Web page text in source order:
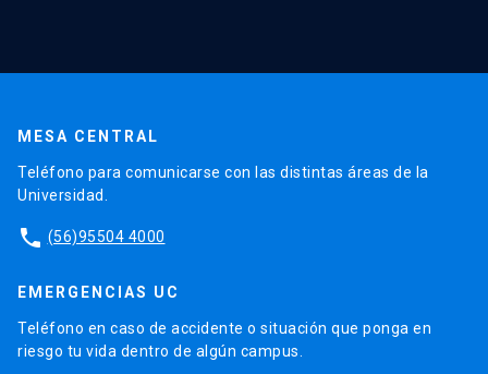
MESA CENTRAL
Teléfono para comunicarse con las distintas áreas de la
Universidad.
phone (56)95504 4000
EMERGENCIAS UC
Teléfono en caso de accidente o situación que ponga en
riesgo tu vida dentro de algún campus.